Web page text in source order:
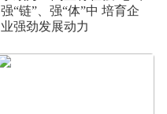
强“链”、强“体”中 培育企
业强劲发展动力